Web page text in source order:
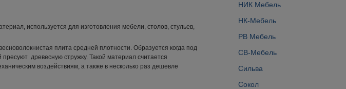
используется для изготовления мебели, столов, стульев,
плита средней плотности. Образуется когда под
древесную стружку. Такой материал считается
воздействиям, а также в несколько раз дешевле
НИК Мебель
НК-Мебель
РВ Мебель
СВ-Мебель
Сильвa
Сокол